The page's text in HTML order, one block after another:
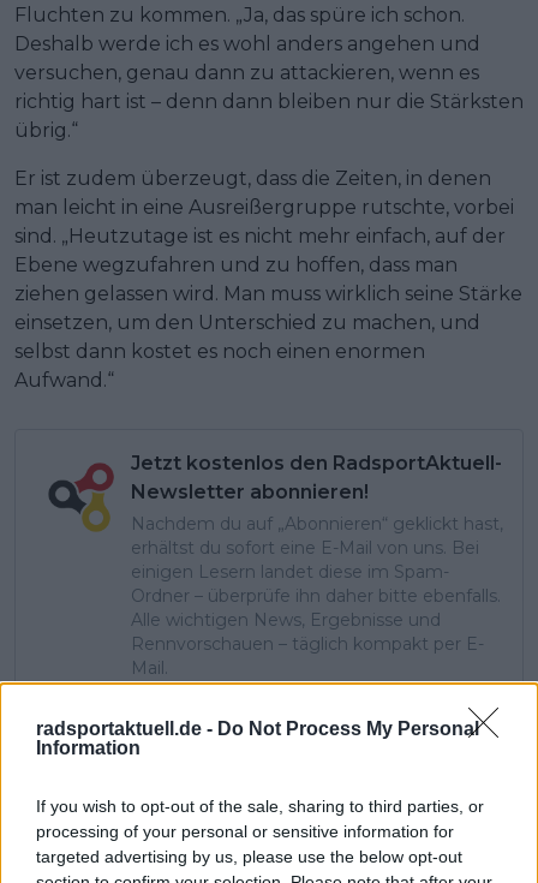
radsportaktuell.de - Do Not Process My Personal
Information
If you wish to opt-out of the sale, sharing to third parties, or
processing of your personal or sensitive information for
targeted advertising by us, please use the below opt-out
Fluchten zu kommen. „Ja, das spüre ich schon.
Deshalb werde ich es wohl anders angehen und
versuchen, genau dann zu attackieren, wenn es
richtig hart ist – denn dann bleiben nur die Stärksten
übrig.“
Er ist zudem überzeugt, dass die Zeiten, in denen
man leicht in eine Ausreißergruppe rutschte, vorbei
sind. „Heutzutage ist es nicht mehr einfach, auf der
Ebene wegzufahren und zu hoffen, dass man
ziehen gelassen wird. Man muss wirklich seine Stärke
einsetzen, um den Unterschied zu machen, und
selbst dann kostet es noch einen enormen
Aufwand.“
Jetzt kostenlos den RadsportAktuell-
Newsletter abonnieren!
Nachdem du auf „Abonnieren“ geklickt hast,
erhältst du sofort eine E-Mail von uns. Bei
einigen Lesern landet diese im Spam-
Ordner – überprüfe ihn daher bitte ebenfalls.
Alle wichtigen News, Ergebnisse und
Rennvorschauen – täglich kompakt per E-
Mail.
Pascal Michiels
SEO-Manager, Sportjournalist und Editor-in-chief